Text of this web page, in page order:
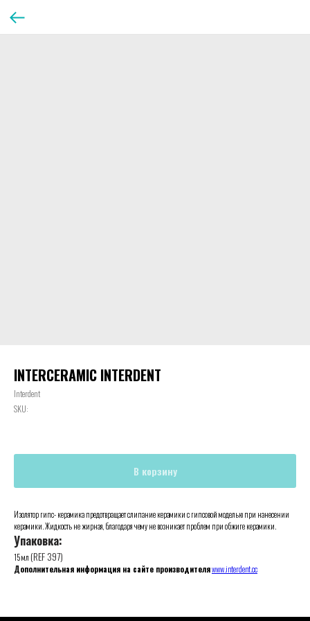
INTERCERAMIC INTERDENT
Interdent
SKU:
В корзину
Изолятор гипс- керамика предотвращает слипание керамики с гипсовой моделью при нанесении
керамики. Жидкость не жирная, благодаря чему не возникает проблем при обжиге керамики.
Упаковка:
15 мл(REF 397)
Дополнительная информация на сайте производителяwww.interdent.cc